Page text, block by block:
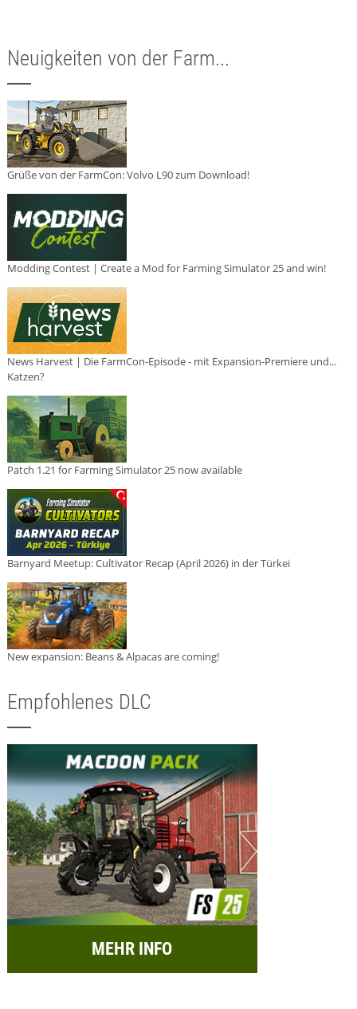
Neuigkeiten von der Farm...
Grüße von der FarmCon: Volvo L90 zum Download!
Modding Contest | Create a Mod for Farming Simulator 25 and win!
News Harvest | Die FarmCon-Episode - mit Expansion-Premiere und...
Katzen?
Patch 1.21 for Farming Simulator 25 now available
Barnyard Meetup: Cultivator Recap (April 2026) in der Türkei
New expansion: Beans & Alpacas are coming!
Empfohlenes DLC
MEHR INFO